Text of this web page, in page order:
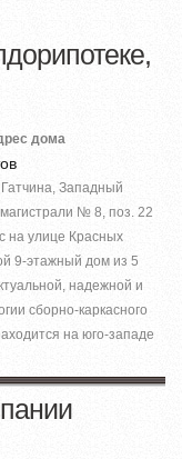
дома
Гатчина, Западный
№ 8, поз. 22
на улице Красных
9-этажный дом из 5
надежной и
сборно-каркасного
на юго-западе